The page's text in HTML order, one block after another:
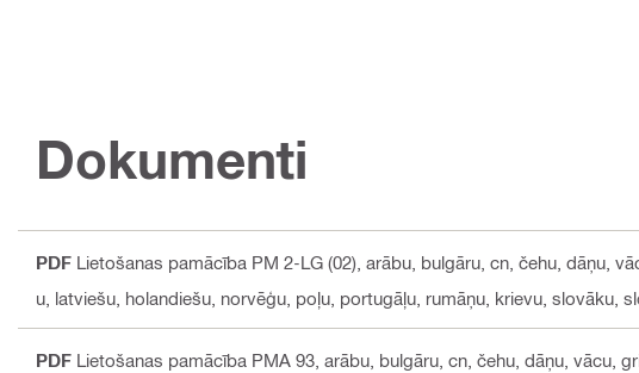
Dokumenti
PDF Lietošanas pamācība PM 2-LG (02) , arābu, bulgāru, cn, čehu, dāņu,
u, latviešu, holandiešu, norvēģu, poļu, portugāļu, rumāņu, krievu, slovāku,
PDF Lietošanas pamācība PMA 93 , arābu, bulgāru, cn, čehu, dāņu, vācu,